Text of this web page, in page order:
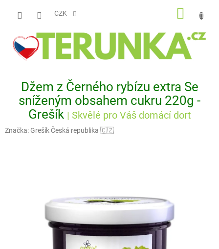
CZK
Džem z Černého rybízu extra Se
sníženým obsahem cukru 220g -
Grešík | Skvělé pro Váš domácí dort
Značka: Grešík Česká republika 🇨🇿